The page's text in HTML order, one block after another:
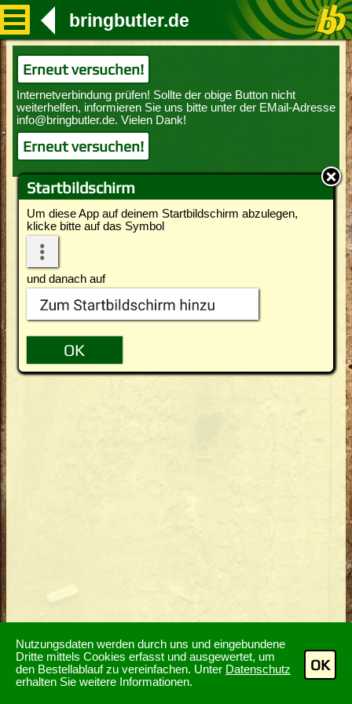
Nutzungsdaten werden durch uns und eingebundene
Dritte mittels Cookies erfasst und ausgewertet, um
den Bestellablauf zu vereinfachen. Unter Datenschutz
erhalten Sie weitere Informationen.
OK
Startbildschirm
Um diese App auf deinem Startbildschirm abzulegen,
klicke bitte auf das Symbol
und danach auf
bringbutler.de
Erneut versuchen!
Erneut versuchen!